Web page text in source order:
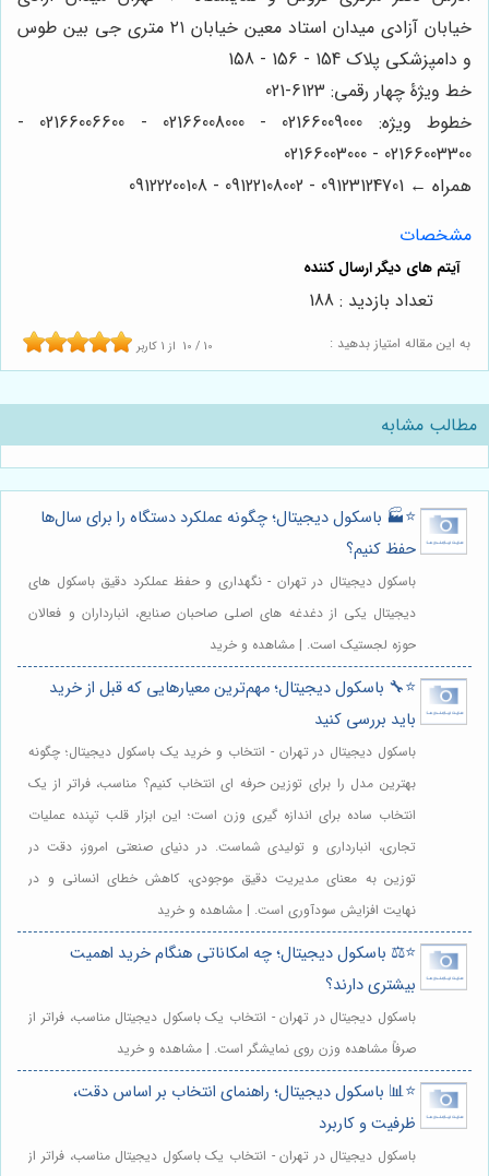
خیابان آزادی میدان استاد معین خیابان ۲۱ متری جی بین طوس
و دامپزشکی پلاک 154 - 156 - 158
خط ویژۀ چهار رقمی: 6123-021
خطوط ویژه: 02166009000 - 02166008000 - 02166006600 -
02166003300 - 02166003000
همراه ← 09123124701 - 09122108002 - 09122200108
مشخصات
به این مقاله امتیاز بدهید : 10 / 10 از 1 کاربر
تعداد بازدید : 188
مطالب مشابه
⭐️🏭 باسکول دیجیتال؛ چگونه عملکرد دستگاه را برای سال‌ها
حفظ کنیم؟
باسکول دیجیتال در تهران - نگهداری و حفظ عملکرد دقیق باسکول های
دیجیتال یکی از دغدغه های اصلی صاحبان صنایع، انبارداران و فعالان
حوزه لجستیک است. | مشاهده و خرید
⭐️🔧 باسکول دیجیتال؛ مهم‌ترین معیارهایی که قبل از خرید
باید بررسی کنید
باسکول دیجیتال در تهران - انتخاب و خرید یک باسکول دیجیتال؛ چگونه
بهترین مدل را برای توزین حرفه ای انتخاب کنیم؟ مناسب، فراتر از یک
انتخاب ساده برای اندازه گیری وزن است؛ این ابزار قلب تپنده عملیات
تجاری، انبارداری و تولیدی شماست. در دنیای صنعتی امروز، دقت در
توزین به معنای مدیریت دقیق موجودی، کاهش خطای انسانی و در
نهایت افزایش سودآوری است. | مشاهده و خرید
⭐️⚖️ باسکول دیجیتال؛ چه امکاناتی هنگام خرید اهمیت
بیشتری دارند؟
باسکول دیجیتال در تهران - انتخاب یک باسکول دیجیتال مناسب، فراتر از
صرفاً مشاهده وزن روی نمایشگر است. | مشاهده و خرید
⭐️📊 باسکول دیجیتال؛ راهنمای انتخاب بر اساس دقت،
ظرفیت و کاربرد
باسکول دیجیتال در تهران - انتخاب یک باسکول دیجیتال مناسب، فراتر از